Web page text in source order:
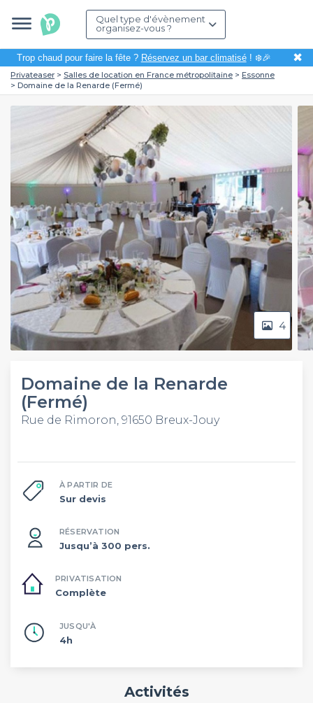
Quel type d'évènement
organisez-vous ?
Trop chaud pour faire la fête ? Réservez un bar climatisé! ❄️🎉 ✖
Privateaser Salles de location en France métropolitaine
Essonne
Domaine de la Renarde (Fermé)
4
Domaine de la Renarde
(Fermé)
Rue de Rimoron, 91650 Breux-Jouy
À PARTIR DE
Sur devis
RÉSERVATION
Jusqu’à 300 pers.
PRIVATISATION
Complète
JUSQU'À
4h
Activités